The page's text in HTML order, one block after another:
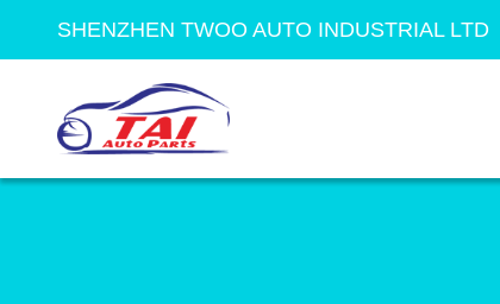
SHENZHEN TWOO AUTO INDUSTRIAL LTD